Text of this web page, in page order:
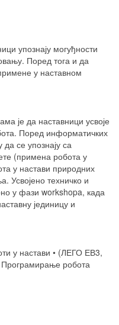
упознају могуђности
Поред тога и да
у наставном
је да наставници усвоје
Поред информатичких
се упознају са
(примена робота у
у настави природних
Усвојено техничко и
у фази workshopa, када
јединицу и
у настави • (ЛЕГО ЕВ3,
Програмирање робота